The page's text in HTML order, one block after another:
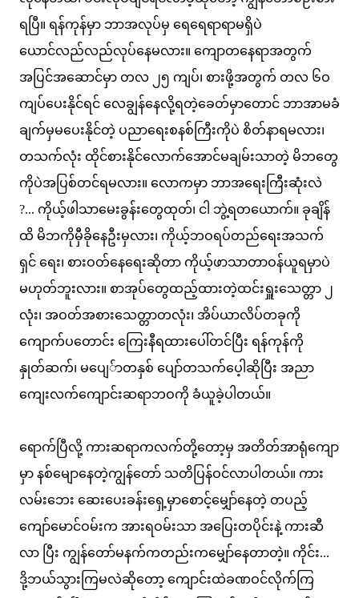
ရပြီ။ ရန်ကုန်မှာ ဘာအလုပ်မှ ရေရေရာရာမရှိပဲ
ယောင်လည်လည်လုပ်နေမလား။ ကျောတနေရာအတွက်
အပြင်အဆောင်မှာ တလ ၂၅ ကျပ်၊ စားဖို့အတွက် တလ ၆ဝ
ကျပ်ပေးနိုင်ရင် လေချွန်နေလို့ရတဲ့ခေတ်မှာတောင် ဘာအာမခံ
ချက်မှမပေးနိုင်တဲ့ ပညာရေးစနစ်ကြီးကိုပဲ စိတ်နာရမလား၊
တသက်လုံး ထိုင်စားနိုင်လောက်အောင်မချမ်းသာတဲ့ မိဘတွေ
ကိုပဲအပြစ်တင်ရမလား။ လောကမှာ ဘာအရေးကြီးဆုံးလဲ
?... ကိုယ့်ဖါသာမေးခွန်းတွေထုတ်၊ ငါ ဘွဲ့ရတယောက်။ ခုချိန်
ထိ မိဘကိုမှီခိုနေဦးမှလား၊ ကိုယ့်ဘဝရပ်တည်ရေးအသက်
ရှင် ရေး၊ စားဝတ်နေရေးဆိုတာ ကိုယ့်ဖာသာတာဝန်ယူရမှာပဲ
မဟုတ်ဘူးလား။ စာအုပ်တွေထည့်ထားတဲ့ထင်းရှူးသေတ္တာ ၂
လုံး၊ အဝတ်အစားသေတ္တာတလုံး၊ အိပ်ယာလိပ်တခုကို
ကျောက်ပတောင်း ကြေးနီရထားပေါ်တင်ပြီး ရန်ကုန်ကို
နှုတ်ဆက်၊ မပျေ်ာတနှစ် ပျော်တသက်ပေ့ါဆိုပြီး အညာ
ကျေးလက်ကျောင်းဆရာဘဝကို ခံယူခဲ့ပါတယ်။
ရောက်ပြီလို့ ကားဆရာကလက်တို့တော့မှ အတိတ်အာရုံကျော
မှာ နစ်မျောနေတဲ့ကျွန်တော် သတိပြန်ဝင်လာပါတယ်။ ကား
လမ်းဘေး ဆေးပေးခန်းရှေ့မှာစောင့်မျှော်နေတဲ့ တပည့်
ကျော်မောင်ဝမ်းက အားရဝမ်းသာ အပြေးတပိုင်းနဲ့ ကားဆီ
လာ ပြီး ကျွန်တော်မနက်ကတည်းကမျှော်နေတာတဲ့။ ကိုင်း...
ဒို့ဘယ်သွားကြမလဲဆိုတော့ ကျောင်းထဲခဏဝင်လိုက်ကြ